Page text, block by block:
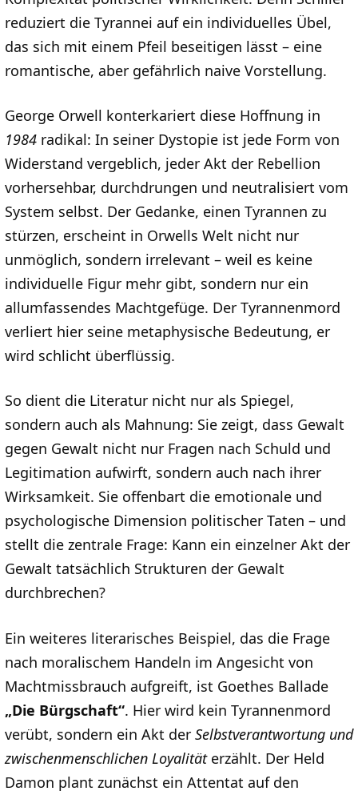
reduziert die Tyrannei auf ein individuelles Übel,
das sich mit einem Pfeil beseitigen lässt – eine
romantische, aber gefährlich naive Vorstellung.
George Orwell konterkariert diese Hoffnung in
1984 radikal: In seiner Dystopie ist jede Form von
Widerstand vergeblich, jeder Akt der Rebellion
vorhersehbar, durchdrungen und neutralisiert vom
System selbst. Der Gedanke, einen Tyrannen zu
stürzen, erscheint in Orwells Welt nicht nur
unmöglich, sondern irrelevant – weil es keine
individuelle Figur mehr gibt, sondern nur ein
allumfassendes Machtgefüge. Der Tyrannenmord
verliert hier seine metaphysische Bedeutung, er
wird schlicht überflüssig.
So dient die Literatur nicht nur als Spiegel,
sondern auch als Mahnung: Sie zeigt, dass Gewalt
gegen Gewalt nicht nur Fragen nach Schuld und
Legitimation aufwirft, sondern auch nach ihrer
Wirksamkeit. Sie offenbart die emotionale und
psychologische Dimension politischer Taten – und
stellt die zentrale Frage: Kann ein einzelner Akt der
Gewalt tatsächlich Strukturen der Gewalt
durchbrechen?
Ein weiteres literarisches Beispiel, das die Frage
nach moralischem Handeln im Angesicht von
Machtmissbrauch aufgreift, ist Goethes Ballade
„Die Bürgschaft“. Hier wird kein Tyrannenmord
verübt, sondern ein Akt der Selbstverantwortung und
zwischenmenschlichen Loyalitäterzählt. Der Held
Damon plant zunächst ein Attentat auf den